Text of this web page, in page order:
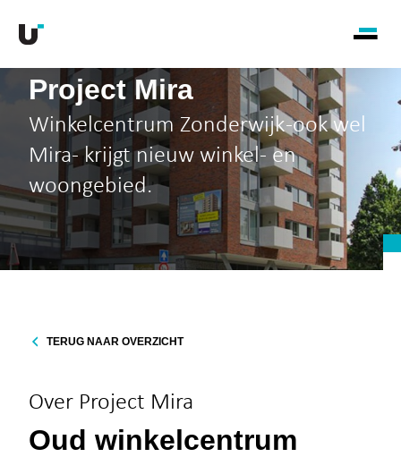
Project Mira
Winkelcentrum Zonderwijk -ook wel
Mira- krijgt nieuw winkel- en
woongebied.
TERUG NAAR OVERZICHT
Over Project Mira
Oud winkelcentrum